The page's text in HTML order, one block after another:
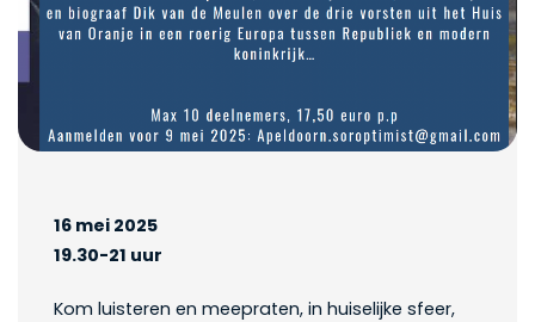
16 mei 2025
19.30-21 uur
Kom luisteren en meepraten, in huiselijke sfeer,